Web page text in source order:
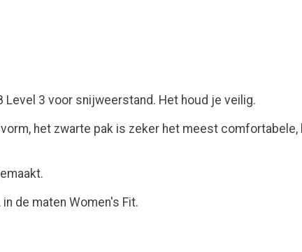
Level 3 voor snijweerstand. Het houd je veilig.
het zwarte pak is zeker het meest
in de maten Women's Fit.